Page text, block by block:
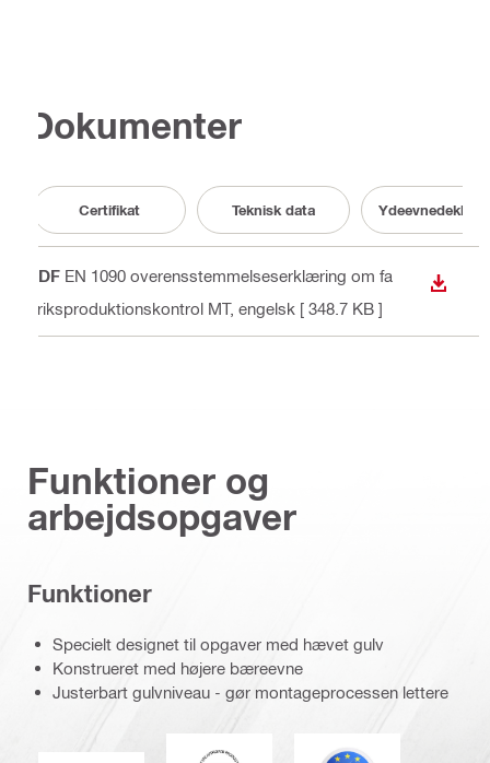
Dokumenter
Certifikat Teknisk data
PDF EN 1090 overensstemmelseserklæring om fa
briksproduktionskontrol MT, engelsk [ 348.7 KB ]
Funktioner og
arbejdsopgaver
Funktioner
Specielt designet til opgaver med hævet gulv
Konstrueret med højere bæreevne
Justerbart gulvniveau - gør montageprocessen lettere
DNV Eurocode